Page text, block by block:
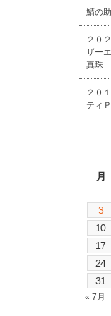
鯖の助
２０
ザー
真珠
２０
ティ
月
3
10
17
24
31
« 7月